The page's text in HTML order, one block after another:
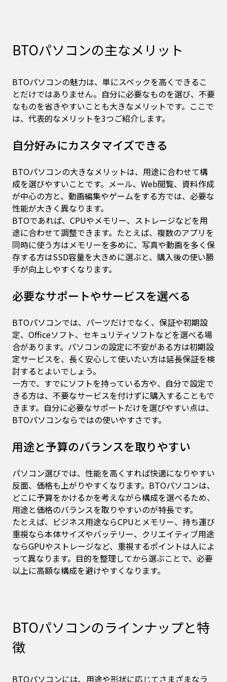
BTOパソコンの主なメリット
BTOパソコンの魅力は、単にスペックを高くできるこ
とだけではありません。自分に必要なものを選び、不要
なものを省きやすいことも大きなメリットです。ここで
は、代表的なメリットを3つご紹介します。
自分好みにカスタマイズできる
BTOパソコンの大きなメリットは、用途に合わせて構
成を選びやすいことです。メール、Web閲覧、資料作成
が中心の方と、動画編集やゲームをする方では、必要な
性能が大きく異なります。
BTOであれば、CPUやメモリー、ストレージなどを用
途に合わせて調整できます。たとえば、複数のアプリを
同時に使う方はメモリーを多めに、写真や動画を多く保
存する方はSSD容量を大きめに選ぶと、購入後の使い勝
手が向上しやすくなります。
必要なサポートやサービスを選べる
BTOパソコンでは、パーツだけでなく、保証や初期設
定、Officeソフト、セキュリティソフトなどを選べる場
合があります。パソコンの設定に不安がある方は初期設
定サービスを、長く安心して使いたい方は延長保証を検
討するとよいでしょう。
一方で、すでにソフトを持っている方や、自分で設定で
きる方は、不要なサービスを付けずに購入することもで
きます。自分に必要なサポートだけを選びやすい点は、
BTOパソコンならではの使いやすさです。
用途と予算のバランスを取りやすい
パソコン選びでは、性能を高くすれば快適になりやすい
反面、価格も上がりやすくなります。BTOパソコンは、
どこに予算をかけるかを考えながら構成を選べるため、
用途と価格のバランスを取りやすいのが特長です。
たとえば、ビジネス用途ならCPUとメモリー、持ち運び
重視なら本体サイズやバッテリー、クリエイティブ用途
ならGPUやストレージなど、重視するポイントは人によ
って異なります。目的を整理してから選ぶことで、必要
以上に高額な構成を避けやすくなります。
BTOパソコンのラインナップと特
徴
BTOパソコンには、用途や形状に応じてさまざまなラ